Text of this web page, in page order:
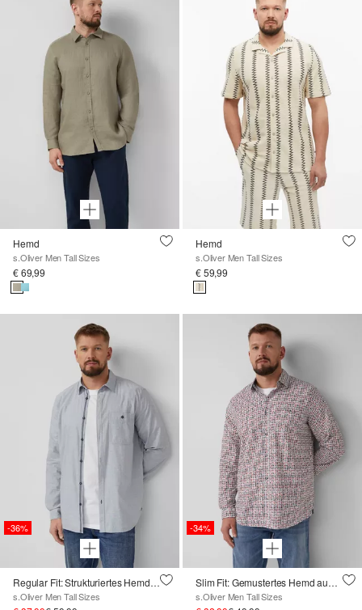
Hemd
s.Oliver Men Tall Sizes
€ 69,99
Hemd
s.Oliver Men Tall Sizes
€ 59,99
-36%
Regular Fit: Strukturiertes Hemd mit Brusttasche
s.Oliver Men Tall Sizes
-34%
Slim Fit: Gemustertes Hemd aus Baumwollstretch
s.Oliver Men Tall Sizes